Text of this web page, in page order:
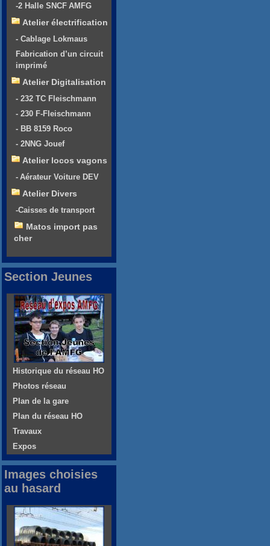
-2 Halle SNCF AMFG
Atelier électrification
- Cablage Lokmaus
Fabrication d’un circuit
imprimé
Atelier Digitalisation
- 232 TC Fleischmann
- 230 F-Fleischmann
- BB 8159 Roco
- 2NNG Jouef
Atelier locos vagons
- Aérateur Voiture DEV
Atelier Divers
-Caisses de transport
Matos import pas
cher
Section Jeunes
Historique du réseau HO
Photos réseau
Plan de la gare
Plan du réseau HO
Travaux
Expos
Images choisies
au hasard